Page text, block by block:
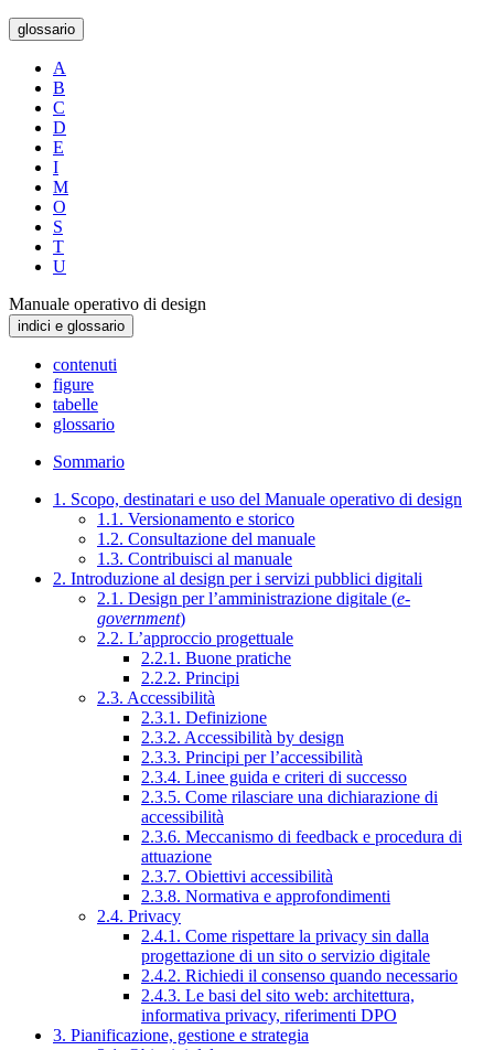
glossario
A
B
C
D
E
I
M
O
S
T
U
Manuale operativo di design
indici e glossario
contenuti
figure
tabelle
glossario
Sommario
1. Scopo, destinatari e uso del Manuale operativo di design
1.1. Versionamento e storico
1.2. Consultazione del manuale
1.3. Contribuisci al manuale
2. Introduzione al design per i servizi pubblici digitali
2.1. Design per l’amministrazione digitale (e-
government)
2.2. L’approccio progettuale
2.2.1. Buone pratiche
2.2.2. Principi
2.3. Accessibilità
2.3.1. Definizione
2.3.2. Accessibilità by design
2.3.3. Principi per l’accessibilità
2.3.4. Linee guida e criteri di successo
2.3.5. Come rilasciare una dichiarazione di
accessibilità
2.3.6. Meccanismo di feedback e procedura di
attuazione
2.3.7. Obiettivi accessibilità
2.3.8. Normativa e approfondimenti
2.4. Privacy
2.4.1. Come rispettare la privacy sin dalla
progettazione di un sito o servizio digitale
2.4.2. Richiedi il consenso quando necessario
2.4.3. Le basi del sito web: architettura,
informativa privacy, riferimenti DPO
3. Pianificazione, gestione e strategia